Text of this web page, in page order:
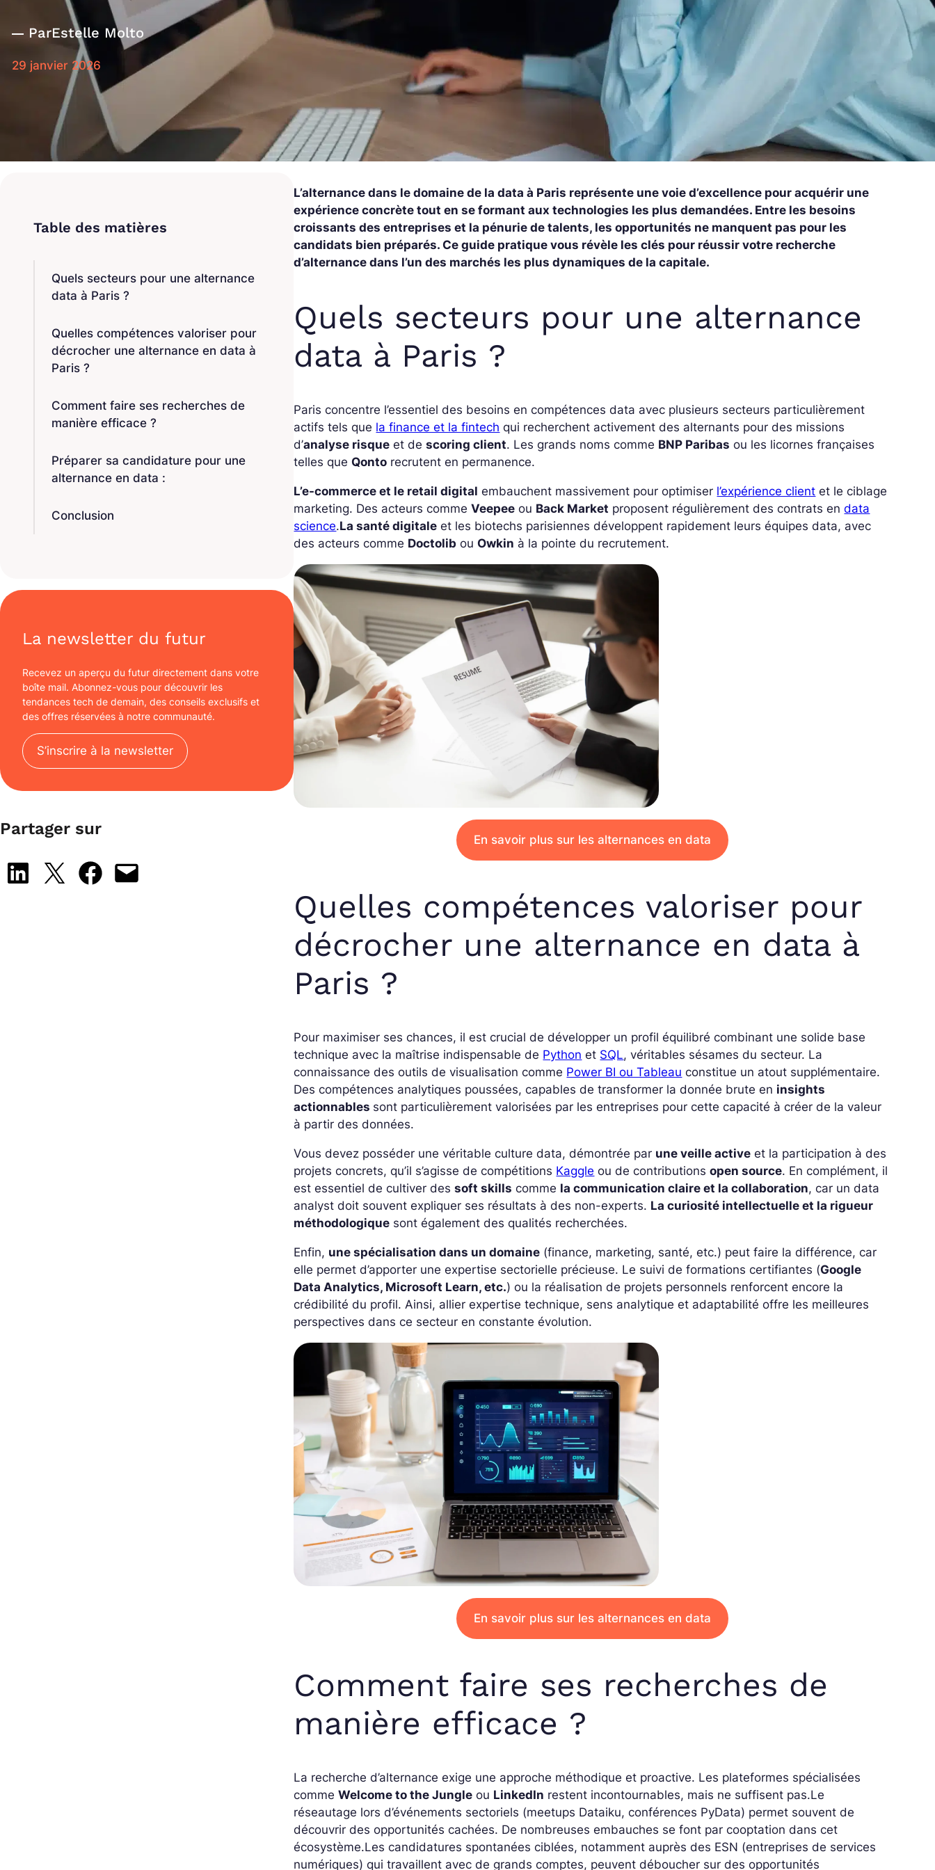
ParEstelle Molto
29 janvier 2026
Quels secteurs pour une alternance
data à Paris ?
Quelles compétences valoriser pour
décrocher une alternance en data à
Paris ?
Comment faire ses recherches de
manière efficace ?
Préparer sa candidature pour une
alternance en data :
Conclusion
La newsletter du futur
Recevez un aperçu du futur directement dans votre
boîte mail. Abonnez-vous pour découvrir les
tendances tech de demain, des conseils exclusifs et
des offres réservées à notre communauté.
S’inscrire à la newsletter
Partager sur
Share on LinkedIn
Share on X Share on Facebook
Email this Page
L’alternance dans le domaine de la data à Paris représente une voie d’excellence pour acquérir une
expérience concrète tout en se formant aux technologies les plus demandées. Entre les besoins
croissants des entreprises et la pénurie de talents, les opportunités ne manquent pas pour les
candidats bien préparés. Ce guide pratique vous révèle les clés pour réussir votre recherche
d’alternance dans l’un des marchés les plus dynamiques de la capitale.
Quels secteurs pour une alternance
data à Paris ?
Paris concentre l’essentiel des besoins en compétences data avec plusieurs secteurs particulièrement
actifs tels que la finance et la fintech qui recherchent activement des alternants pour des missions
d’analyse risque et descoring client. Les grands noms comme BNP Paribas ou les licornes françaises
telles queQonto recrutent en permanence.
L’e-commerce et le retail digital embauchent massivement pour optimiser l’expérience client et le ciblage
marketing. Des acteurs commeVeepee ou Back Market proposent régulièrement des contrats endata
science.La santé digitale et les biotechs parisiennes développent rapidement leurs équipes data, avec
des acteurs comme Doctolib ouOwkin à la pointe du recrutement.
En savoir plus sur les alternances en data
Quelles compétences valoriser pour
décrocher une alternance en data à
Paris ?
Pour maximiser ses chances, il est crucial de développer un profil équilibré combinant une solide base
technique avec la maîtrise indispensable de Python et SQL, véritables sésames du secteur. La
connaissance des outils de visualisation comme Power BI ou Tableau constitue un atout supplémentaire.
Des compétences analytiques poussées, capables de transformer la donnée brute en insights
actionnables sont particulièrement valorisées par les entreprises pour cette capacité à créer de la valeur
à partir des données.
Vous devez posséder une véritable culture data, démontrée par une veille active et la participation à des
projets concrets, qu’il s’agisse de compétitions Kaggle ou de contributionsopen source. En complément, il
est essentiel de cultiver dessoft skills comme la communication claire et la collaboration, car un data
analyst doit souvent expliquer ses résultats à des non-experts. La curiosité intellectuelle et la rigueur
méthodologique sont également des qualités recherchées.
Enfin, une spécialisation dans un domaine (finance, marketing, santé, etc.) peut faire la différence, car
elle permet d’apporter une expertise sectorielle précieuse. Le suivi de formations certifiantes (Google
Data Analytics, Microsoft Learn, etc.) ou la réalisation de projets personnels renforcent encore la
crédibilité du profil.Ainsi, allier expertise technique, sens analytique et adaptabilité offre les meilleures
perspectives dans ce secteur en constante évolution.
En savoir plus sur les alternances en data
Comment faire ses recherches de
manière efficace ?
La recherche d’alternance exige une approche méthodique et proactive. Les plateformes spécialisées
commeWelcome to the Jungle ou LinkedIn restent incontournables, mais ne suffisent pas.Le
réseautage lors d’événements sectoriels (meetups Dataiku, conférences PyData) permet souvent de
découvrir des opportunités cachées. De nombreuses embauches se font par cooptation dans cet
écosystème.Les candidatures spontanées ciblées, notamment auprès des ESN (entreprises de services
numériques) qui travaillent avec de grands comptes, peuvent déboucher sur des opportunités